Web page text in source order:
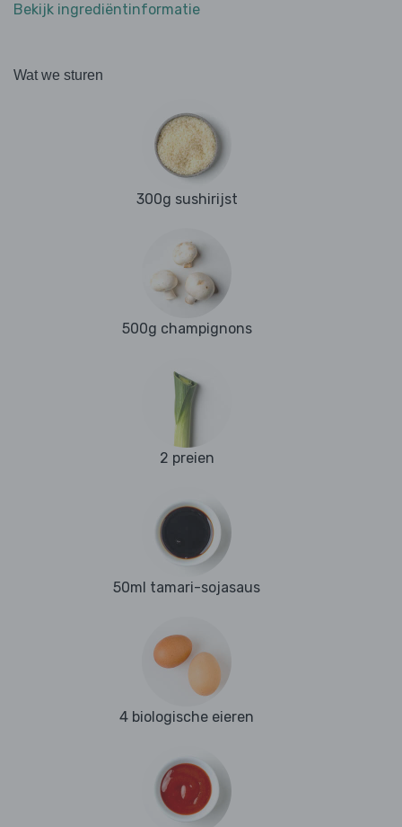
Bekijk ingrediëntinformatie
Wat we sturen
300g sushirijst
500g champignons
2 preien
50ml tamari-sojasaus
4 biologische eieren